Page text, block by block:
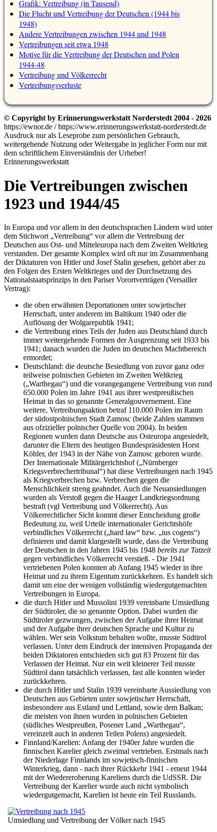
Grafik: Vertreibung (in Tausend)
Die Flucht und Vertreibung der Deutschen (1944 bis
1948)
Andere Vertreibungen zwischen 1944 und 1948
Vertreibungen seit etwa 1948
Motive für die Vertreibung der Deutschen und Polen
1944-48
Vertreibung und Völkerrecht
Vertreibungsverluste
© Copyright by Erinnerungswerkstatt Norderstedt 2004 - 2026
https://ewnor.de / https://www.erinnerungswerkstatt-norderstedt.de
Ausdruck nur als Leseprobe zum persönlichen Gebrauch,
weitergehende Nutzung oder Weitergabe in jeglicher Form nur mit
dem schriftlichem Einverständnis der Urheber!
Erinnerungswerkstatt
Die Vertreibungen zwischen
1923 und 1944/45
In Europa und vor allem in den deutschsprachen Ländern wird unter
dem Stichwort
Vertreibung
vor allem die Vertreibung der
Deutschen aus Ost- und Mitteleuropa nach dem Zweiten Weltkrieg
verstanden. Der gesamte Komplex wird oft nur im Zusammenhang
der Diktaturen von Hitler und Josef Stalin gesehen, gehört aber zu
den Folgen des Ersten Weltkrieges und der Durchsetzung des
Nationalstaatsprinzips in den Pariser Vorortverträgen (Versailler
Vertrag):
die oben erwähnten Deportationen unter sowjetischer
Herrschaft, unter anderem im Baltikum 1940 oder die
Auflösung der Wolgarepublik 1941;
die Vertreibung eines Teils der Juden aus Deutschland durch
immer weitergehende Formen der Ausgrenzung seit 1933 bis
1941; danach wurden die Juden im deutschen Machtbereich
ermordet;
Deutschland: die deutsche Besiedlung von zuvor ganz oder
teilweise polnischen Gebieten im Zweiten Weltkrieg
( Warthegau ) und die vorangegangene Vertreibung von rund
650.000 Polen im Jahre 1941 aus ihrer westpreußischen
Heimat in das so genannte Generalgouvernement. Eine
weitere, Vertreibungsaktion betraf 110.000 Polen im Raum
der südostpolnischen Stadt Zamosc (beide Zahlen stammen
aus ofzizieller polnischer Quelle von 2004). In beiden
Regionen wurden dann Deutsche aus Osteuropa angesiedelt,
darunter die Eltern des heutigen Bundespräsidenten Horst
Köhler, der 1943 in der Nähe von Zamosc geboren wurde.
Der Internationale Militärgerichtshof ( Nürnberger
Kriegsverbrechertribunal ) hat diese Vertreibungen nach 1945
als Kriegverbrechen bzw. Verbrechen gegen die
Menschlichkeit streng geahndet. Auch die Neuansiedlungen
wurden als Verstoß gegen die Haager Landkriegsordnung
bestraft (vgl Vertreibung und Völkerrecht). Aus
Völkerrechtlicher Sicht kommt dieser Entscheidung große
Bedeutung zu, weil Urteile internationaler Gerichtshöfe
verbindliches Völkerrecht ( hard law bzw. ius cogens )
definieren und damit klargestellt wurde, dass die Vertreibung
der Deutschen in den Jahren 1945 bis 1948 bereits zur Tatzeit
gegen verbindliches Völkerrecht verstieß. - Die 1941
vertriebenen Polen konnten ab Anfang 1945 wieder in ihre
Heimat und zu ihrem Eigentum zurückkehren. Es handelt sich
damit um eine der wenigen vollständig wiedergutgemachten
Vertreibungen in Europa.
die durch Hitler und Mussolini 1939 vereinbarte Umsiedlung
der Südtiroler, die so genannte Option. Dabei wurden die
Südtiroler gezwungen, zwischen der Aufgabe ihrer Heimat
und der Aufgabe ihrer deutschen Sprache und Kultur zu
wählen. Wer sein Volkstum behalten wollte, musste Südtirol
verlassen. Unter dem Eindruck der intensiven Propaganda der
beiden Diktatoren entschieden sich gut 83 Prozent für das
Verlassen der Heimat. Nur ein weit kleinerer Teil musste
Südtirol dann tatsächlich verlassen, fast alle konnten wieder
zurückkehren.
die durch Hitler und Stalin 1939 vereinbarte Aussiedlung von
Deutschen aus Gebieten unter sowjetischer Herrschaft,
insbesondere aus Estland und Lettland, sowie dem Balkan;
die meisten von ihnen wurden in polnischen Gebieten
(südliches Westpreußen, Posener Land
Warthegau ,
vereinzelt auch in anderen Teilen Polens) angesiedelt.
Finnland/Karelien: Anfang der 1940er Jahre wurden die
finnischen Karelier gleich zweimal vertrieben. Erstmals nach
der Niederlage Finnlands im sowjetisch-finnischen
Winterkrieg, dann - nach ihrer Rückkehr 1941 - erneut 1944
mit der Wiedereroberung Kareliens durch die UdSSR. Die
Vertreibung der Karelier wurde auch nicht symbolisch
wiedergutgemacht, Karelien ist heute ein Teil Russlands.
Umsiedlung und Vertreibung der Völker nach 1945